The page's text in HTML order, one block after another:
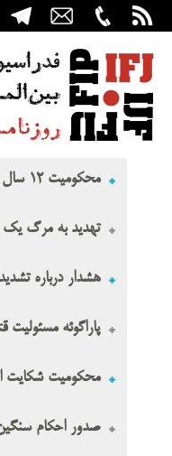
محکومیت ۱۲ سال زندان برای روزنامه‌نگار روس
تهدید به مرگ یک
هشدار درباره
پاراگوئه مسئولیت
محکومیت شکایت از
صدور احکام سنگین